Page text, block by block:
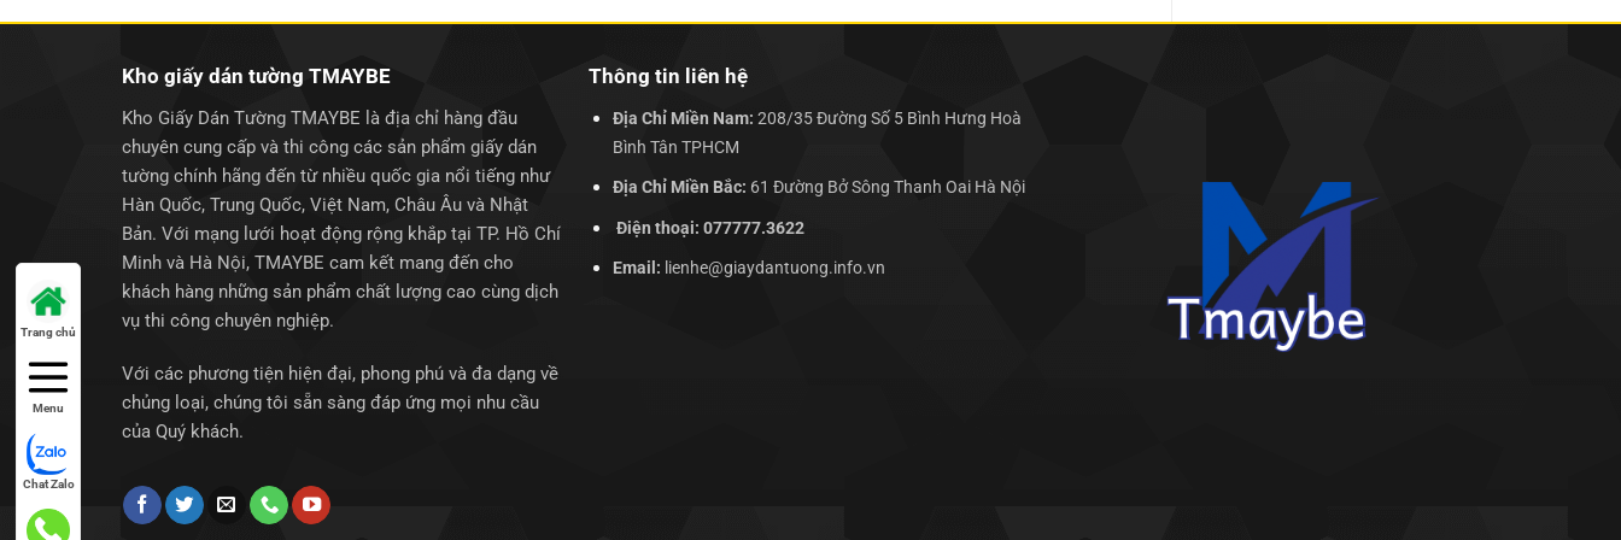
Kho giấy dán tường TMAYBE
Kho Giấy Dán Tường TMAYBE là địa chỉ hàng đầu
chuyên cung cấp và thi công các sản phẩm giấy dán
tường chính hãng đến từ nhiều quốc gia nổi tiếng như
Hàn Quốc, Trung Quốc, Việt Nam, Châu Âu và Nhật
Bản. Với mạng lưới hoạt động rộng khắp tại TP. Hồ Chí
Minh và Hà Nội, TMAYBE cam kết mang đến cho
khách hàng những sản phẩm chất lượng cao cùng dịch
vụ thi công chuyên nghiệp.
Với các phương tiện hiện đại, phong phú và đa dạng về
chủng loại, chúng tôi sẵn sàng đáp ứng mọi nhu cầu
của Quý khách.
Thông tin liên hệ
Địa Chỉ Miền Nam: 208/35 Đường Số 5 Bình Hưng Hoà
Bình Tân TPHCM
Địa Chỉ Miền Bắc: 61 Đường Bở Sông Thanh Oai Hà Nội
Điện thoại: 077777.3622
Email: lienhe@giaydantuong.info.vn
Trang chủ
Menu
Chat Zalo